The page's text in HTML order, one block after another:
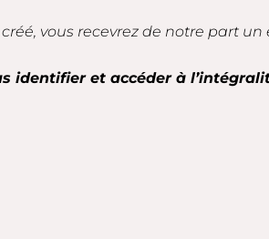
vous recevrez de notre part
identifier et accéder à